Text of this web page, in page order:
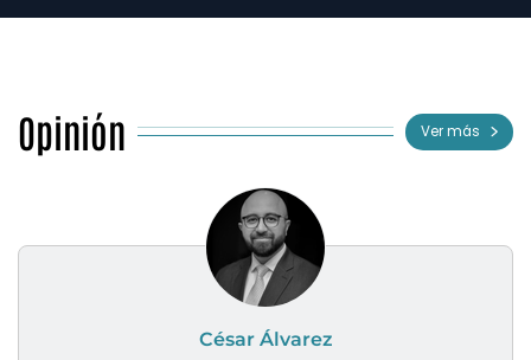
Opinión Ver más
César Álvarez